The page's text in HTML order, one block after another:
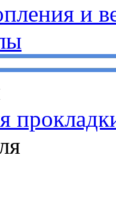
и